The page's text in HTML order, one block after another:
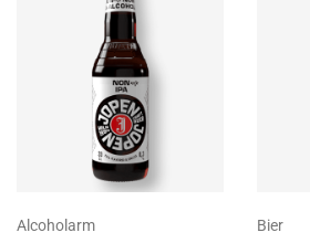
Alcoholarm Bier